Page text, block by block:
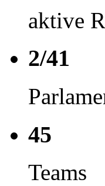
aktive
2/41
45
Teams